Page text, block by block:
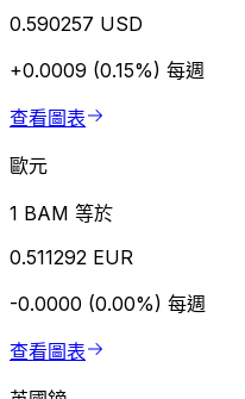
0.590257 USD
+0.0009 (0.15%) 每週
查看圖表
歐元
1 BAM 等於
0.511292 EUR
-0.0000 (0.00%) 每週
查看圖表